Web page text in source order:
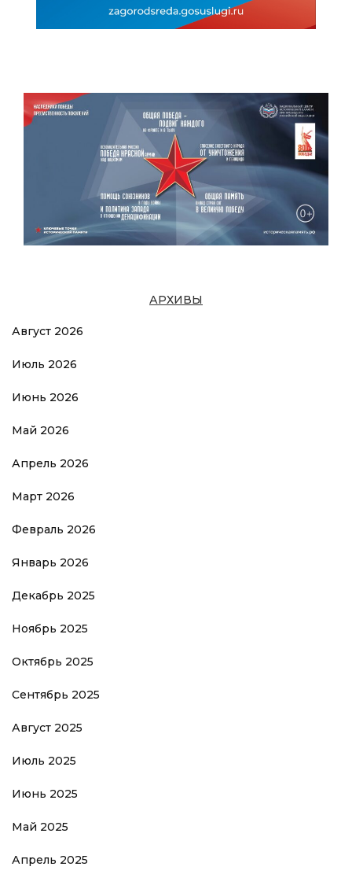
АРХИВЫ
Август 2026
Июль 2026
Июнь 2026
Май 2026
Апрель 2026
Март 2026
Февраль 2026
Январь 2026
Декабрь 2025
Ноябрь 2025
Октябрь 2025
Сентябрь 2025
Август 2025
Июль 2025
Июнь 2025
Май 2025
Апрель 2025